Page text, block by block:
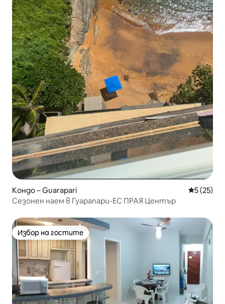
Кондо – Guarapari Средна
5 (25)
Сезонен наем в Гуарапари-ЕС ПРАЯ Център
Избор на гостите
Избор на гостите